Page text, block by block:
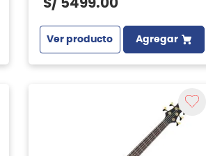
S/ 5499.00
Ver producto Agregar